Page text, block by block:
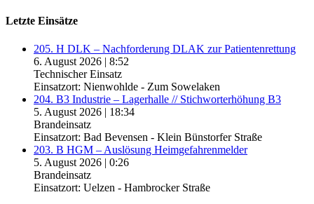
Letzte Einsätze
205. H DLK – Nachforderung DLAK zur Patientenrettung
6. August 2026 | 8:52
Technischer Einsatz
Einsatzort: Nienwohlde - Zum Sowelaken
204. B3 Industrie – Lagerhalle // Stichworterhöhung B3
5. August 2026 | 18:34
Brandeinsatz
Einsatzort: Bad Bevensen - Klein Bünstorfer Straße
203. B HGM – Auslösung Heimgefahrenmelder
5. August 2026 | 0:26
Brandeinsatz
Einsatzort: Uelzen - Hambrocker Straße